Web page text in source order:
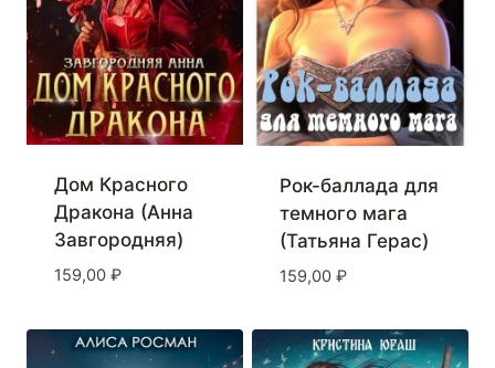
Дом Красного
Дракона (Анна
Завгородняя)
159,00 ₽
Рок-баллада для
темного мага
(Татьяна Герас)
159,00 ₽